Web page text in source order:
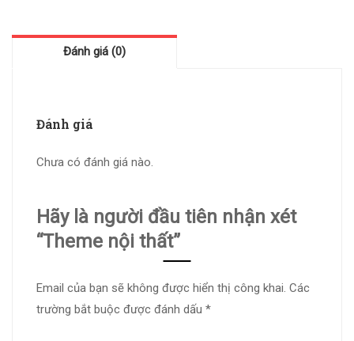
Đánh giá (0)
Đánh giá
Chưa có đánh giá nào.
Hãy là người đầu tiên nhận xét
“Theme nội thất”
Email của bạn sẽ không được hiển thị công khai. Các
trường bắt buộc được đánh dấu *